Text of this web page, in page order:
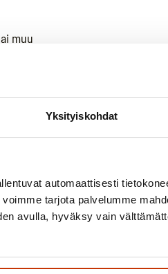
Yksityiskohdat
automaattisesti
tarjota palvelumme
avulla, hyväksy vain
muu